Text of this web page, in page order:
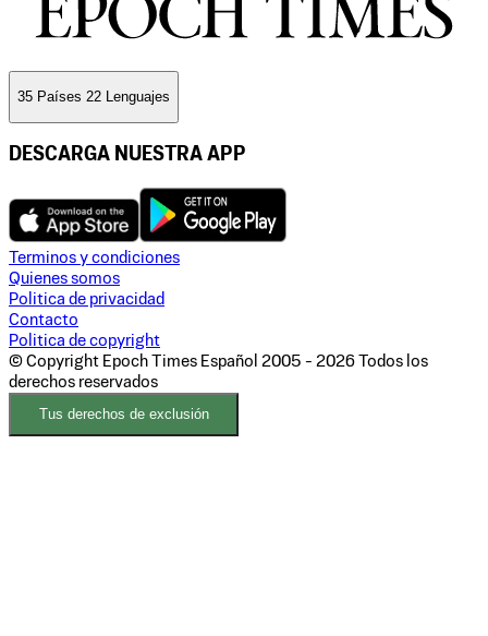
35 Países 22 Lenguajes
DESCARGA NUESTRA APP
Terminos y condiciones
Quienes somos
Politica de privacidad
Contacto
Politica de copyright
© Copyright Epoch Times Español 2005 - 2026 Todos los
derechos reservados
Tus derechos de exclusión